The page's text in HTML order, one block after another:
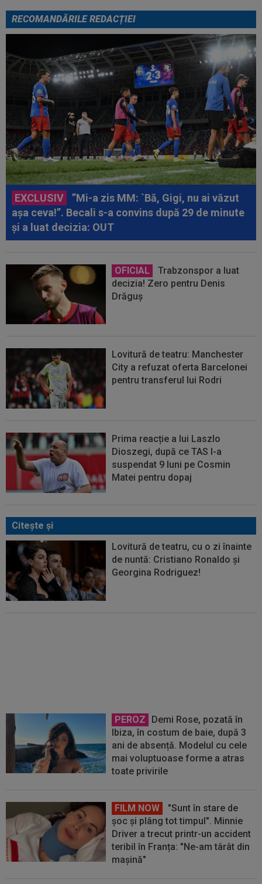
RECOMANDĂRILE REDACȚIEI
EXCLUSIV
”Mi-a zis MM: `Bă, Gigi, nu ai văzut
așa ceva!”. Becali s-a convins după 29 de minute
și a luat decizia: OUT
OFICIAL
Trabzonspor a luat
decizia! Zero pentru Denis
Drăguș
Lovitură de teatru: Manchester
City a refuzat oferta Barcelonei
pentru transferul lui Rodri
Prima reacție a lui Laszlo
Dioszegi, după ce TAS l-a
suspendat 9 luni pe Cosmin
Matei pentru dopaj
Citeşte şi
Lovitură de teatru, cu o zi înainte
de nuntă: Cristiano Ronaldo și
Georgina Rodriguez!
PEROZ
Demi Rose, pozată în
Ibiza, în costum de baie, după 3
ani de absență. Modelul cu cele
mai voluptuoase forme a atras
toate privirile
FILM NOW
"Sunt în stare de
șoc și plâng tot timpul". Minnie
Driver a trecut printr-un accident
teribil în Franța: "Ne-am târât din
mașină"